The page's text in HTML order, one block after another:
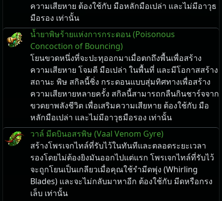
ความเสียหาย ต้องใช้กับ มือหลักมือเปล่า และไม่มีอาวุธ
มือรอง เท่านั้น
น้ำยาพิษร้ายแห่งการกระดอน (Poisonous
Concoction of Bouncing)
โยนขวดหนึ่งที่จะปะทุออกมาเมื่อตกถึงพื้นเพื่อสร้าง
ความเสียหาย โจมตี มือเปล่า ในพื้นที่ และมีโอกาสสร้าง
สถานะ พิษ สกิลนี้ชิ่ง กระดอนแบบสุ่มทิศทางเพื่อสร้าง
ความเสียหายหลายครั้ง สกิลนี้สามารถกลืนกินชาร์จจาก
ขวดยาพลังชีวิต เพื่อเสริมความเสียหาย ต้องใช้กับ มือ
หลักมือเปล่า และไม่มีอาวุธมือรอง เท่านั้น
วาล์ มีดบินอสรพิษ (Vaal Venom Gyre)
สร้างโพรเจกไทล์ที่รับไว้ในทันทีและตลอดระยะเวลา
รองโดยไม่ต้องยิงมันออกไปแต่แรก โพรเจกไทล์ที่รับไว้
จะถูกโยนเป็นเกลียวเมื่อคุณใช้รำมีดพุ่ง (Whirling
Blades) และจะไม่กลับมาหาอีก ต้องใช้กับ มีดหรือกรง
เล็บ เท่านั้น